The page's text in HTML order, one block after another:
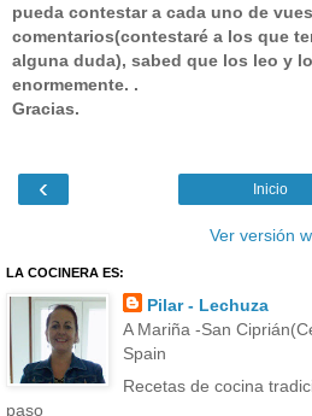
pueda contestar a cada uno de
comentarios(contestaré a los que
alguna duda), sabed que los leo y
enormemente. .
Gracias.
‹ Inicio
Ver versión
LA COCINERA ES:
Pilar - Lechuza
A Mariña -San
Spain
Recetas de cocina
paso